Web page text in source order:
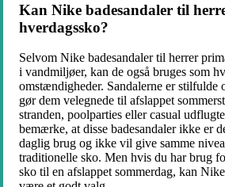
Kan Nike badesandaler til
hverdagssko?
Selvom Nike badesandaler til herrer
i vandmiljøer, kan de også bruges som
omstændigheder. Sandalerne er stilfulde
gør dem velegnede til afslappet
stranden, poolparties eller casual
bemærke, at disse badesandaler ikke er
daglig brug og ikke vil give samme
traditionelle sko. Men hvis du har brug
sko til en afslappet sommerdag, kan